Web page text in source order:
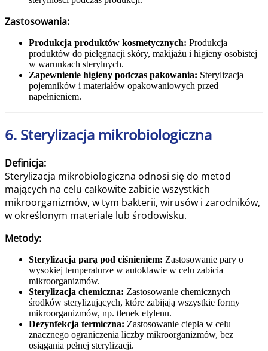
Zastosowania:
Produkcja produktów kosmetycznych: Produkcja
produktów do pielęgnacji skóry, makijażu i higieny osobistej
w warunkach sterylnych.
Zapewnienie higieny podczas pakowania: Sterylizacja
pojemników i materiałów opakowaniowych przed
napełnieniem.
6. Sterylizacja mikrobiologiczna
Definicja:
Sterylizacja mikrobiologiczna odnosi się do metod
mających na celu całkowite zabicie wszystkich
mikroorganizmów, w tym bakterii, wirusów i zarodników,
w określonym materiale lub środowisku.
Metody:
Sterylizacja parą pod ciśnieniem: Zastosowanie pary o
wysokiej temperaturze w autoklawie w celu zabicia
mikroorganizmów.
Sterylizacja chemiczna: Zastosowanie chemicznych
środków sterylizujących, które zabijają wszystkie formy
mikroorganizmów, np. tlenek etylenu.
Dezynfekcja termiczna: Zastosowanie ciepła w celu
znacznego ograniczenia liczby mikroorganizmów, bez
osiągania pełnej sterylizacji.